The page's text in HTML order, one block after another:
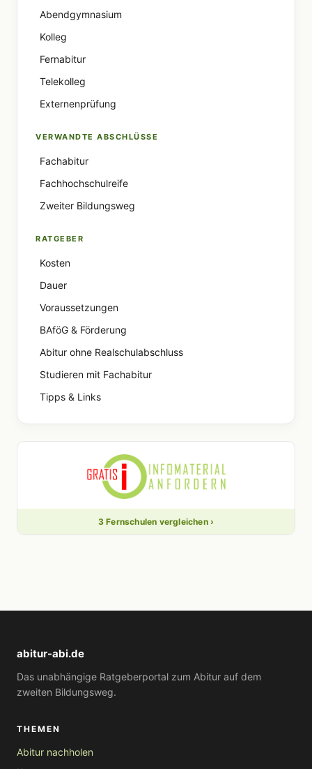
Abendgymnasium
Kolleg
Fernabitur
Telekolleg
Externenprüfung
VERWANDTE ABSCHLÜSSE
Fachabitur
Fachhochschulreife
Zweiter Bildungsweg
RATGEBER
Kosten
Dauer
Voraussetzungen
BAföG & Förderung
Abitur ohne Realschulabschluss
Studieren mit Fachabitur
Tipps & Links
3 Fernschulen vergleichen ›
abitur-abi.de
Das unabhängige Ratgeberportal zum Abitur auf dem
zweiten Bildungsweg.
THEMEN
Abitur nachholen